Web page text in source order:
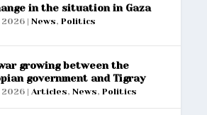
in the situation in Gaza
2026 |News,Politics
growing between the
government and Tigray
2026 |Articles,News,Politics